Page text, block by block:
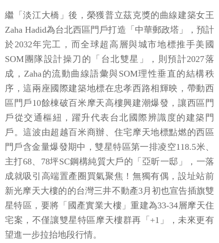
繼「淡江大橋」後，榮獲普立茲克獎的曲線建築女王
Zaha Hadid為台北西區門戶打造「中華郵政塔」，預計
於2032年完工，而全球超高層與城市地標推手美國
SOM團隊設計操刀的「台北雙星」，則預計2027落
成，Zaha的流動曲線語彙與SOM理性垂直的結構秩
序，這兩座國際建築地標在忠孝西路相輝映，帶動西
區門戶10餘棟破百米摩天高樓興建潮爆發，讓西區門
戶從交通樞紐，躍升代表台北國際辨識度的建築門
戶。這波由超越百米商辦、住宅摩天地標點燃的西區
門戶含金量爆發期中，雙星特區第一排凌空118.5米、
主打68、78坪SC鋼構純質大戶的「亞昕一邸」，一落
成就吸引高端置產圈買氣聚焦！無獨有偶，設址站前
新光摩天大樓的的台灣三井不動產3月初也宣告插旗雙
星特區，要將「國產實業大樓」重建為33-34層摩天住
宅案，不僅讓雙星特區摩天樓群再「+1」，未來更有
望進一步拉抬地段行情。